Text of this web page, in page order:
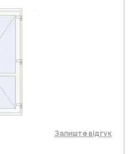
Залиште відгук